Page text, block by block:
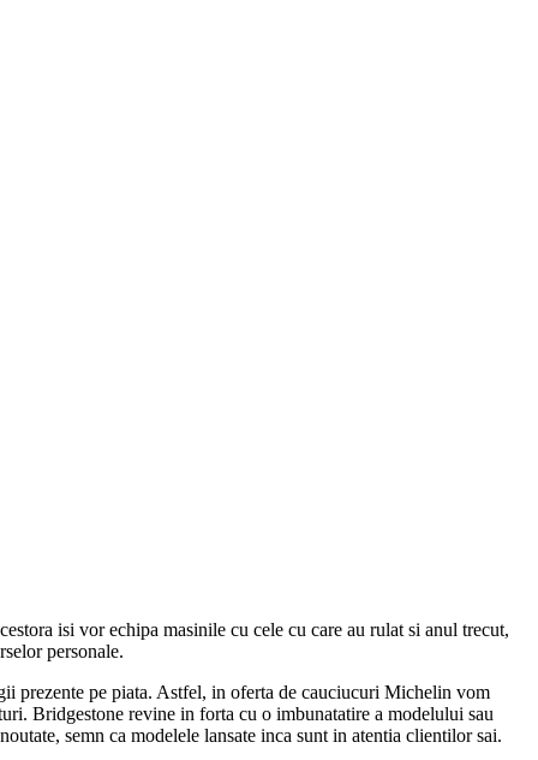
isi vor echipa masinile cu cele cu care au rulat si anul trecut,
personale.
prezente pe piata. Astfel, in oferta de cauciucuri Michelin vom
Bridgestone revine in forta cu o imbunatatire a modelului sau
semn ca modelele lansate inca sunt in atentia clientilor sai.